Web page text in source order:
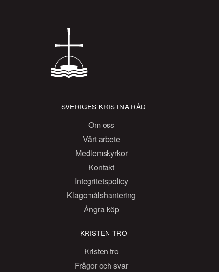
SVERIGES KRISTNA RÅD
Om oss
Vårt arbete
Medlemskyrkor
Kontakt
Integritetspolicy
Klagomålshantering
Ångra köp
KRISTEN TRO
Kristen tro
Frågor och svar